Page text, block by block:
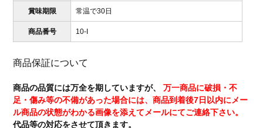
賞味期限 常温で30日
商品番号 10-I
商品保証について
商品の品質には万全を期していますが、
万一商品に破損・不
足・傷み等の不備があった場合には、商品到着後7日以内にメー
ル商品の状態がわかる画像を添えてメールにてご連絡下さい。
代品等の対応をさせて頂きます。